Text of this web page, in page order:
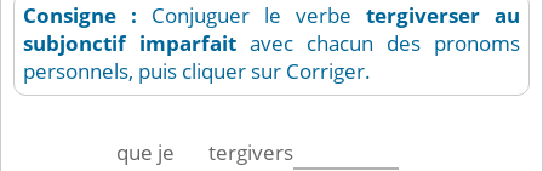
Consigne : Conjuguer le verbe tergiverser au
subjonctif imparfait avec chacun des pronoms
personnels, puis cliquer sur Corriger.
que je
tergivers